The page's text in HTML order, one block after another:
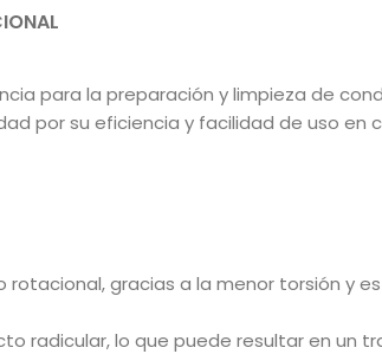
para la preparación y limpieza de
por su eficiencia y facilidad de uso en
gracias a la menor torsión y
radicular, lo que puede resultar en un